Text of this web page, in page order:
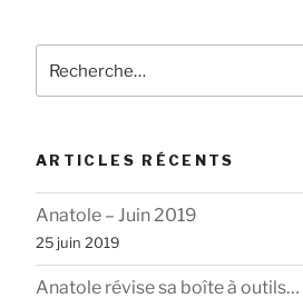
pour
ARTICLES RÉCENTS
Anatole – Juin 2019
25 juin 2019
Anatole révise sa boîte à outils…